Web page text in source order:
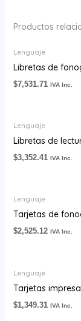
Productos
Lenguaje
Libretas de
$7,531.71 IVA Inc.
Lenguaje
Libretas de
$3,352.41 IVA Inc.
Lenguaje
Tarjetas de
$2,525.12 IVA Inc.
Lenguaje
Tarjetas
$1,349.31 IVA Inc.